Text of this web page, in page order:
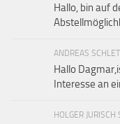
Hallo, bin auf
ANDREAS
Hallo
Interesse an
HOLGER JURISCH